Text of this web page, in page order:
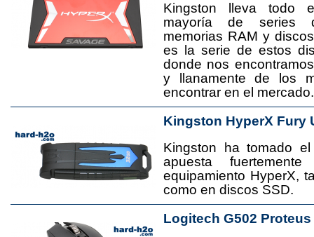
Kingston lleva todo
mayoría de series
memorias RAM y
es la serie de estos
donde nos
y llanamente de los
encontrar en el mercado.
Kingston HyperX Fury
Kingston ha tomado
apuesta
equipamiento HyperX,
como en discos SSD.
Logitech G502 Proteus